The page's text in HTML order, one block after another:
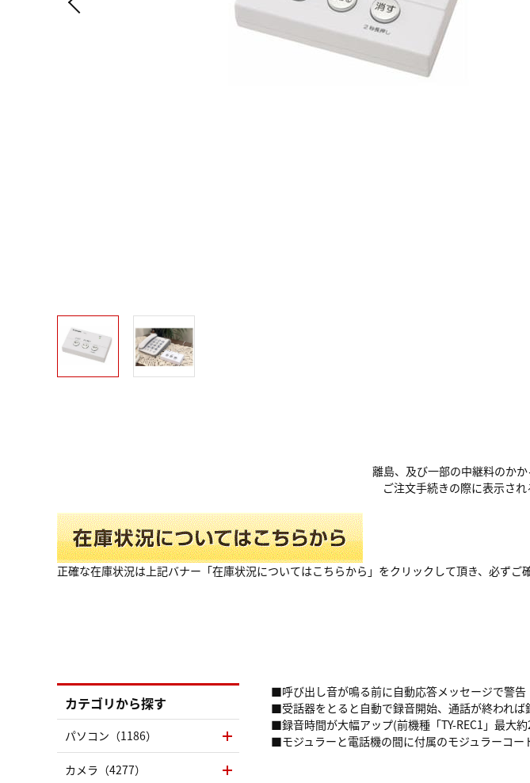
離島、及び一部の中継料のかか
ご注文手続きの際に表示さ
正確な在庫状況は上記バナー「在庫状況についてはこちらから」をクリックして頂き、必ずご
■呼び出し音が鳴る前に自動応答メッセージで警告
■受話器をとると自動で録音開始、通話が終われば
■録音時間が大幅アップ(前機種「TY-REC1」最大
■モジュラーと電話機の間に付属のモジュラーコー
カテゴリから探す
パソコン（1186）
カメラ（4277）